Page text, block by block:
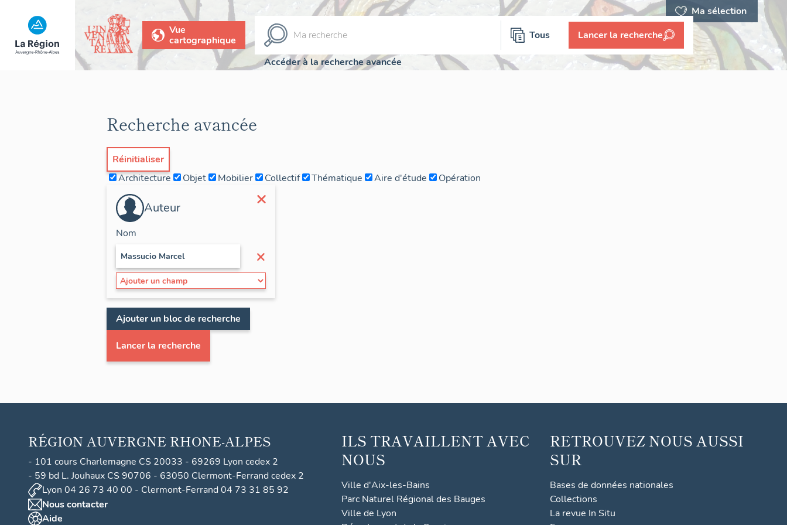
Ma sélection
Vue
cartographique
Tous Lancer la recherche
Accéder à la recherche avancée
Recherche avancée
Réinitialiser
Architecture
Objet Mobilier Collectif Thématique Aire d'étude Opération
×
Auteur
×
Nom
Ajouter un bloc de recherche
Lancer la recherche
RÉGION AUVERGNE RHONE-ALPES
- 101 cours Charlemagne CS 20033 - 69269 Lyon cedex 2
- 59 bd L. Jouhaux CS 90706 - 63050 Clermont-Ferrand cedex 2
Lyon 04 26 73 40 00 - Clermont-Ferrand 04 73 31 85 92
Nous contacter
Aide
ILS TRAVAILLENT AVEC
NOUS
Ville d'Aix-les-Bains
Parc Naturel Régional des Bauges
Ville de Lyon
RETROUVEZ NOUS AUSSI
SUR
Bases de données nationales
Collections
La revue In Situ